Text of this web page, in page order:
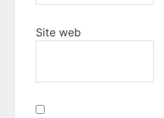
Site web